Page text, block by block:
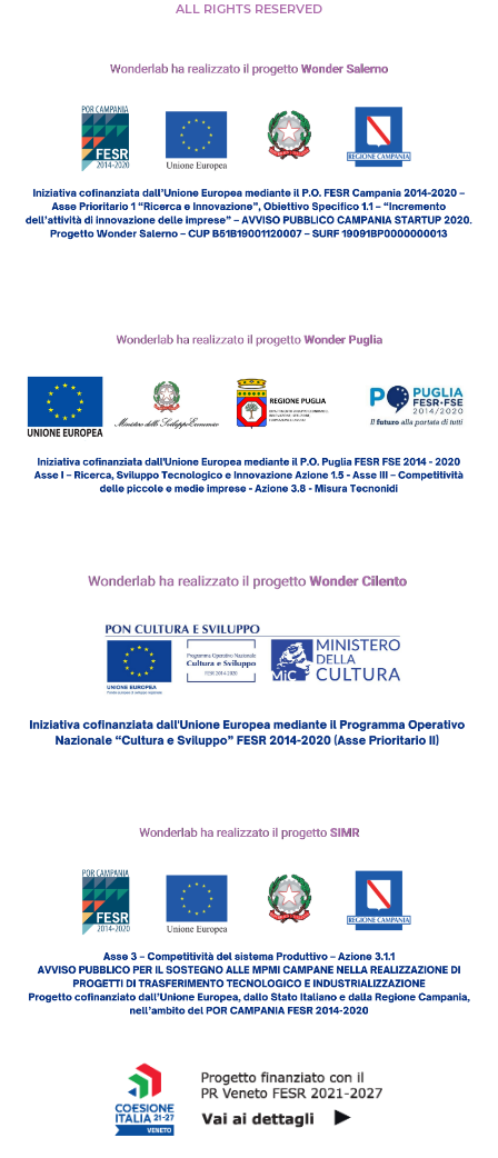
ALL RIGHTS RESERVED